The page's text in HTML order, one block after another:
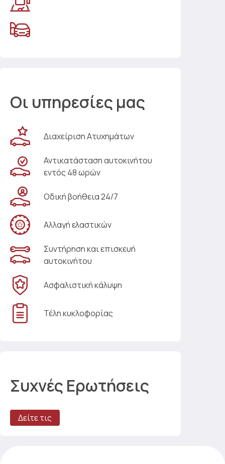
Οι υπηρεσίες μας
Διαχείριση Ατυχημάτων
Αντικατάσταση αυτοκινήτου
εντός 48 ωρών
Οδική βοήθεια 24/7
Αλλαγή ελαστικών
Συντήρηση και επισκευή
αυτοκινήτου
Ασφαλιστική κάλυψη
Τέλη κυκλοφορίας
Συχνές Ερωτήσεις
Δείτε τις